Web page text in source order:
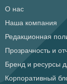
О нас
Наша компания
Редакционная
Прозрачность и
Бренд и ресурсы
Корпоративный